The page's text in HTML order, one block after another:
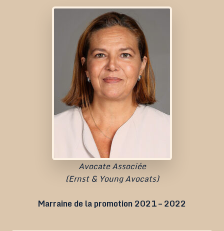
Avocate Associée
(Ernst & Young Avocats)
Marraine de la promotion 2021 – 2022